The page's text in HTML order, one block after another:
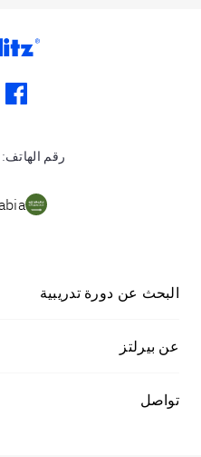
رقم الهاتف:
البحث عن دورة تدريبية
عن بيرلتز
تواصل